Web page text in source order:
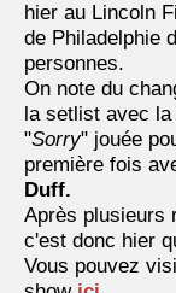
hier au Lincoln
de Philadelphie
personnes.
On note du
la setlist avec la
"Sorry" jouée
première fois
Duff.
Après plusieurs
c'est donc hier
Vous pouvez